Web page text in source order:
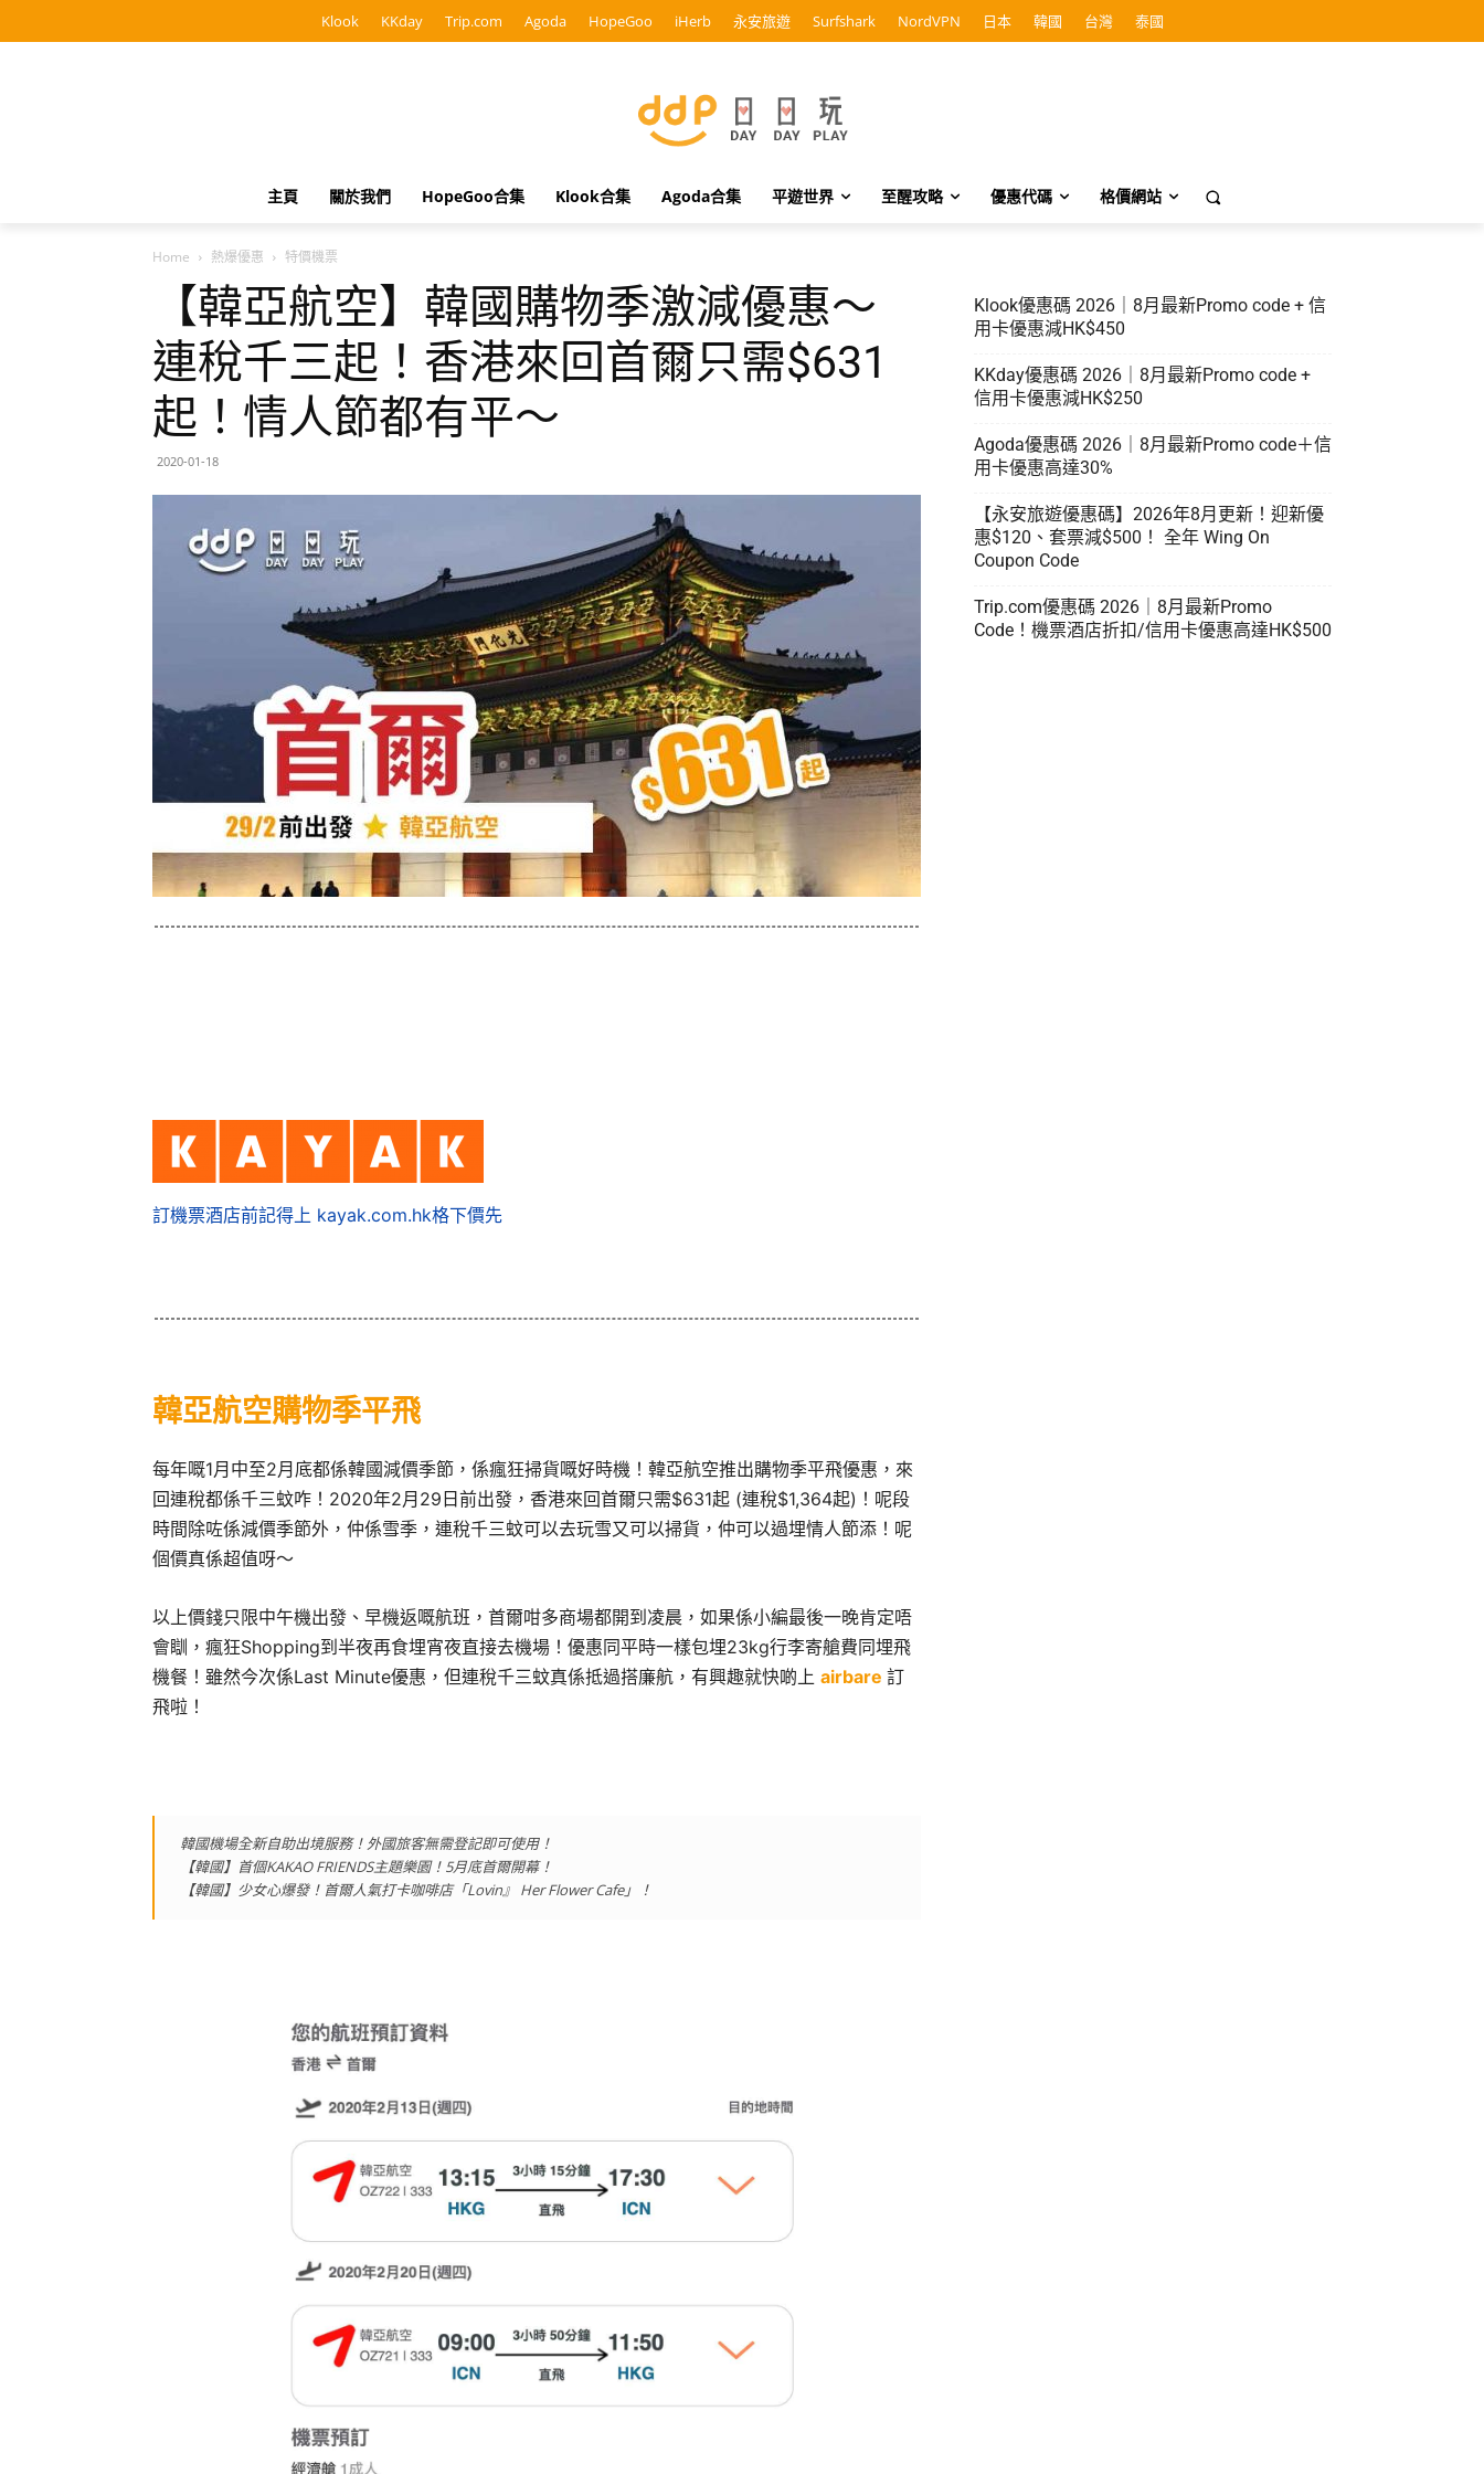
Klook KKday Trip.com Agoda HopeGoo iHerb 永安旅遊 Surfshark NordVPN 日本 韓國 台灣 泰國
主頁 關於我們 HopeGoo合集 Klook合集 Agoda合集 平遊世界 至醒攻略 優惠代碼 格價網站
Home 熱爆優惠 特價機票
【韓亞航空】韓國購物季激減優惠～
連稅千三起！香港來回首爾只需$631
起！情人節都有平～
2020-01-18
訂機票酒店前記得上 kayak.com.hk格下價先
韓亞航空購物季平飛
每年嘅1月中至2月底都係韓國減價季節，係瘋狂掃貨嘅好時機！韓亞航空推出購物季平飛優惠，來
回連稅都係千三蚊咋！2020年2月29日前出發，香港來回首爾只需$631起 (連稅$1,364起)！呢段
時間除咗係減價季節外，仲係雪季，連稅千三蚊可以去玩雪又可以掃貨，仲可以過埋情人節添！呢
個價真係超值呀～
以上價錢只限中午機出發、早機返嘅航班，首爾咁多商場都開到凌晨，如果係小編最後一晚肯定唔
會瞓，瘋狂Shopping到半夜再食埋宵夜直接去機場！優惠同平時一樣包埋23kg行李寄艙費同埋飛
機餐！雖然今次係Last Minute優惠，但連稅千三蚊真係抵過搭廉航，有興趣就快啲上 airbare 訂
飛啦！
韓國機場全新自助出境服務！外國旅客無需登記即可使用！
【韓國】首個KAKAO FRIENDS主題樂園！5月底首爾開幕！
【韓國】少女心爆發！首爾人氣打卡咖啡店「Lovin』 Her Flower Cafe」！
Klook優惠碼 2026｜8月最新Promo code + 信
用卡優惠減HK$450
KKday優惠碼 2026｜8月最新Promo code +
信用卡優惠減HK$250
Agoda優惠碼 2026｜8月最新Promo code＋信
用卡優惠高達30%
【永安旅遊優惠碼】2026年8月更新！迎新優
惠$120、套票減$500！ 全年 Wing On
Coupon Code
Trip.com優惠碼 2026｜8月最新Promo
Code！機票酒店折扣/信用卡優惠高達HK$500